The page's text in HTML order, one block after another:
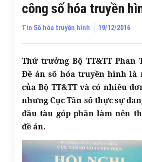
công số hóa truyền
Tin Số hóa truyền hình 19/12/2016
Thứ trưởng Bộ TT&TT Phan
Đề án số hóa truyền hình là
của Bộ TT&TT và có nhiều
nhưng Cục Tần số thực sự
đầu tàu góp phần làm nên
đề án.